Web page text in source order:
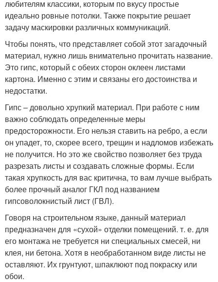
любителям классики, которым по вкусу простые
идеально ровные потолки. Также покрытие решает
задачу маскировки различных коммуникаций.
Чтобы понять, что представляет собой этот загадочный
материал, нужно лишь внимательно прочитать название.
Это гипс, который с обеих сторон оклеен листами
картона. Именно с этим и связаны его достоинства и
недостатки.
Гипс – довольно хрупкий материал. При работе с ним
важно соблюдать определенные меры
предосторожности. Его нельзя ставить на ребро, а если
он упадет, то, скорее всего, трещин и надломов избежать
не получится. Но это же свойство позволяет без труда
разрезать листы и создавать сложные формы. Если
такая хрупкость для вас критична, то вам лучше выбрать
более прочный аналог ГКЛ под названием
гипсоволокнистый лист (ГВЛ).
Говоря на строительном языке, данный материал
предназначен для «сухой» отделки помещений. т. е. для
его монтажа не требуется ни специальных смесей, ни
клея, ни бетона. Хотя в необработанном виде листы не
оставляют. Их грунтуют, шпаклюют под покраску или
обои.